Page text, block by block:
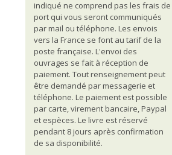
indiqué ne comprend pas les frais de
port qui vous seront communiqués
par mail ou téléphone. Les envois
vers la France se font au tarif de la
poste française. L'envoi des
ouvrages se fait à réception de
paiement. Tout renseignement peut
être demandé par messagerie et
téléphone. Le paiement est possible
par carte, virement bancaire, Paypal
et espèces. Le livre est réservé
pendant 8 jours après confirmation
de sa disponibilité.